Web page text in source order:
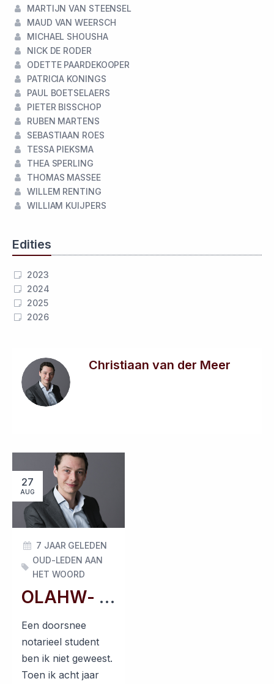
MARTIJN VAN STEENSEL
MAUD VAN WEERSCH
MICHAEL SHOUSHA
NICK DE RODER
ODETTE PAARDEKOOPER
PATRICIA KONINGS
PAUL BOETSELAERS
PIETER BISSCHOP
RUBEN MARTENS
SEBASTIAAN ROES
TESSA PIEKSMA
THEA SPERLING
THOMAS MASSEE
WILLEM RENTING
WILLIAM KUIJPERS
Edities
2023
2024
2025
2026
Christiaan van der Meer
27
AUG
OLAHW- augustus 2019
7 JAAR GELEDEN
OUD-LEDEN AAN
HET WOORD
Een doorsnee
notarieel student
ben ik niet geweest.
Toen ik acht jaar